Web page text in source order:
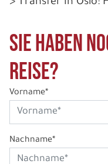
Sie haben
Reise?
Vorname*
Nachname*